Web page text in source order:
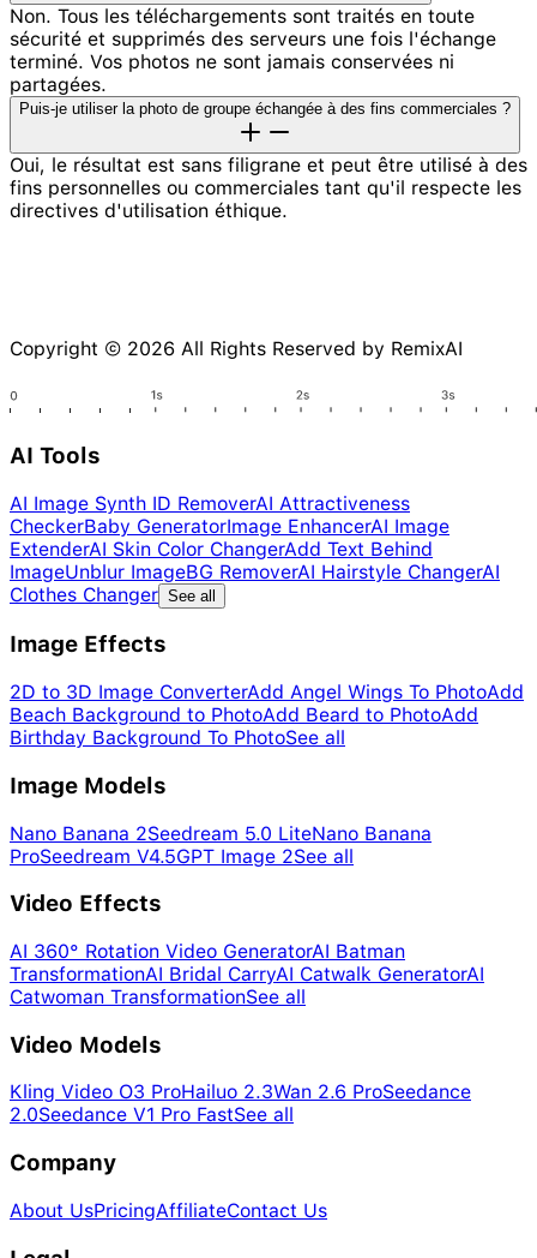
Non. Tous les téléchargements sont traités en toute
sécurité et supprimés des serveurs une fois l'échange
terminé. Vos photos ne sont jamais conservées ni
partagées.
Puis-je utiliser la photo de groupe échangée à des fins commerciales ?
Oui, le résultat est sans filigrane et peut être utilisé à des
fins personnelles ou commerciales tant qu'il respecte les
directives d'utilisation éthique.
Copyright © 2026 All Rights Reserved by RemixAI
AI Tools
AI Image Synth ID RemoverAI Attractiveness
CheckerBaby GeneratorImage EnhancerAI Image
ExtenderAI Skin Color ChangerAdd Text Behind
ImageUnblur ImageBG RemoverAI Hairstyle ChangerAI
Clothes Changer See all
Image Effects
2D to 3D Image ConverterAdd Angel Wings To PhotoAdd
Beach Background to PhotoAdd Beard to PhotoAdd
Birthday Background To PhotoSee all
Image Models
Nano Banana 2Seedream 5.0 LiteNano Banana
ProSeedream V4.5GPT Image 2See all
Video Effects
AI 360° Rotation Video GeneratorAI Batman
TransformationAI Bridal CarryAI Catwalk GeneratorAI
Catwoman TransformationSee all
Video Models
Kling Video O3 ProHailuo 2.3Wan 2.6 ProSeedance
2.0Seedance V1 Pro FastSee all
Company
About UsPricingAffiliateContact Us